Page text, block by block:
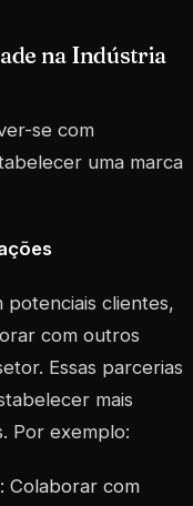
na Indústria
se com
uma marca
clientes,
com outros
Essas parcerias
mais
Por exemplo:
: Colaborar com